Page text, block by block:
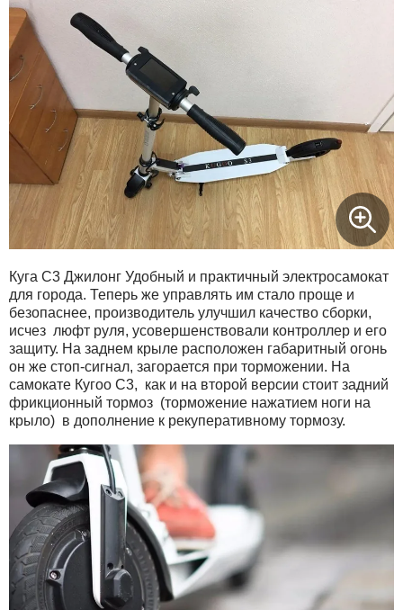
Zaxboard
Сянчу
Куга С3 Джилонг Удобный и практичный электросамокат
для города. Теперь же управлять им стало проще и
безопаснее, производитель улучшил качество сборки,
исчез люфт руля, усовершенствовали контроллер и его
защиту. На заднем крыле расположен габаритный огонь
он же стоп-сигнал, загорается при торможении. На
самокате Кугоо С3, как и на второй версии стоит задний
фрикционный тормоз (торможение нажатием ноги на
крыло) в дополнение к рекуперативному тормозу.